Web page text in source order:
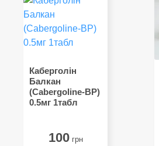
Каберголін
Балкан
(Cabergoline-BP)
0.5мг 1табл
100грн